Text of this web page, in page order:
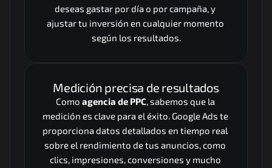
deseas gastar por día o por campaña, y
ajustar tu inversión en cualquier momento
según los resultados.
Medición precisa de resultados
Como agencia de PPC, sabemos que la
medición es clave para el éxito. Google Ads te
proporciona datos detallados en tiempo real
sobre el rendimiento de tus anuncios, como
clics, impresiones, conversiones y mucho